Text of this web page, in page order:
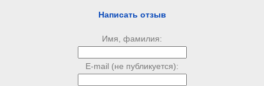
Написать отзыв
Имя, фамилия:
E-mail (не публикуется):